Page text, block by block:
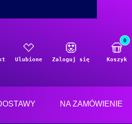
Ulubione Zaloguj się Koszyk
NA ZAMÓWIENIE